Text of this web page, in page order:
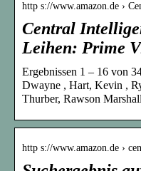
http s://www.amazon.de ›
Central
Leihen: Prime
Ergebnissen 1 – 16 von
Dwayne , Hart, Kevin ,
Thurber, Rawson
http s://www.amazon.de ›